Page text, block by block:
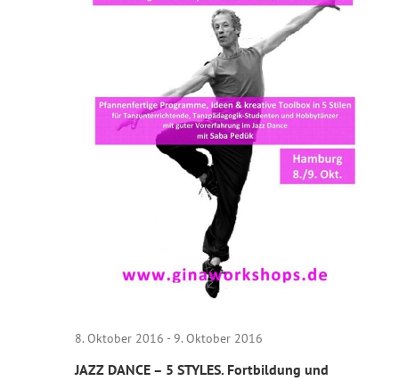
JAZZ DANCE – 5 STYLES. Fortbildung und
8. Oktober 2016 -9. Oktober 2016